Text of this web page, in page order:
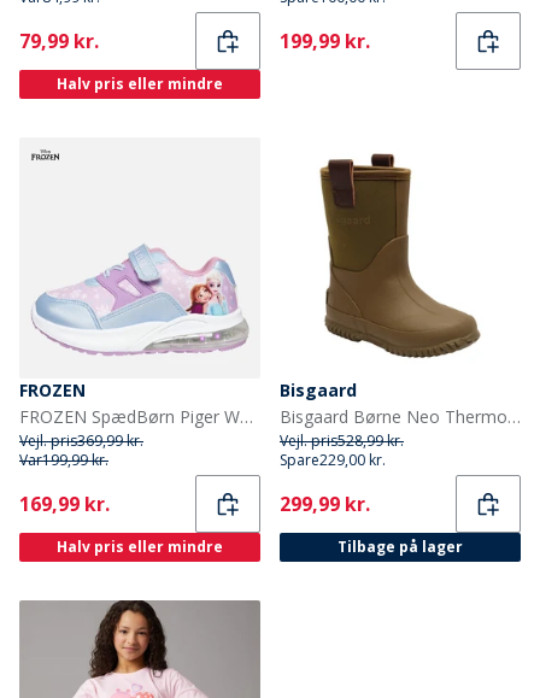
Current
79,99 kr.
Halv pris eller mindre
Current
199,99 kr.
FROZEN
FROZEN SpædBørn Piger Wonder Lysende Sko Multi
Vejl. pris369,99 kr.
Var199,99 kr.
Current
169,99 kr.
Halv pris eller mindre
Bisgaard
Bisgaard Børne Neo Thermo Gummistøvler Grøn
Vejl. pris528,99 kr.
Spare229,00 kr.
Current
299,99 kr.
Tilbage på lager